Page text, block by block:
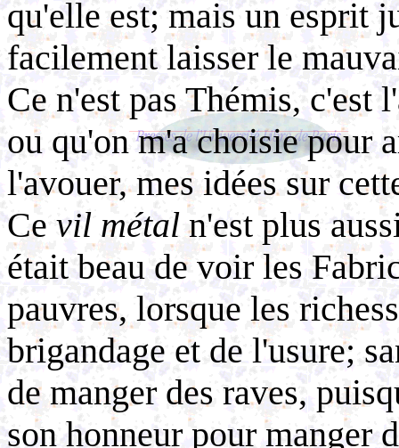
qu'elle est; mais un esprit
facilement laisser le
Ce n'est pas Thémis, c'est
ou qu'on m'a choisie pour
l'avouer, mes idées sur
Ce vil métal n'est plus
était beau de voir les
pauvres, lorsque les
brigandage et de l'usure;
de manger des raves,
son honneur pour manger